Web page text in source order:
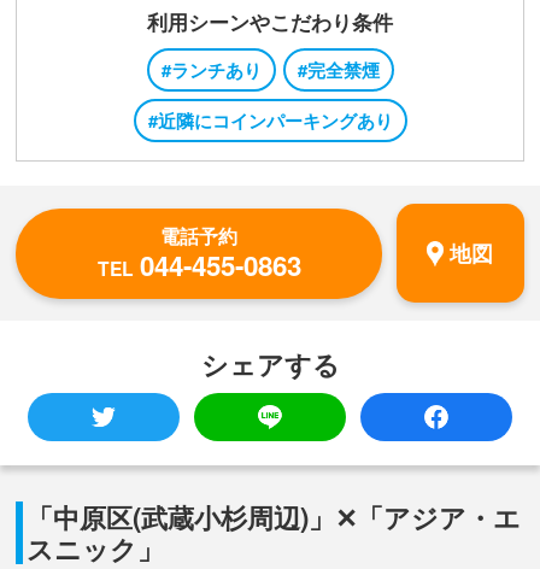
利用シーンやこだわり条件
#ランチあり
#完全禁煙
#近隣にコインパーキングあり
電話予約
TEL 044-455-0863 地図
シェアする
「中原区(武蔵小杉周辺)」✕「アジア・エ
スニック」